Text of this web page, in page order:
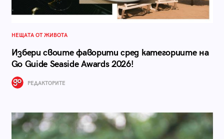
НЕЩАТА ОТ ЖИВОТА
Избери своите фаворити сред категориите на
Go Guide Seaside Awards 2026!
РЕДАКТОРИТЕ